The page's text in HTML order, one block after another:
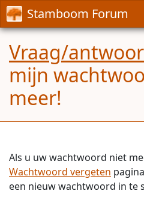
Stamboom Forum
Vraag/
mijn
meer!
Als u uw wachtwoord niet
Wachtwoord vergeten
een nieuw wachtwoord in te